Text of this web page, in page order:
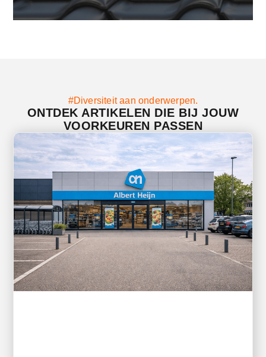
#Diversiteit aan onderwerpen.
ONTDEK ARTIKELEN DIE BIJ JOUW
VOORKEUREN PASSEN